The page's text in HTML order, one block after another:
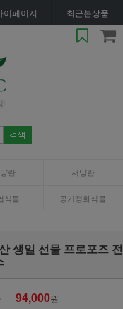
이페이지 최근본상품
란 서양란
식물 공기정화식물
생일 선물 프로포즈 전
94,000원